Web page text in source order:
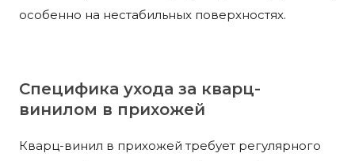
особенно на нестабильных поверхностях.
Специфика ухода за кварц-
винилом в прихожей
Кварц-винил в прихожей требует регулярного